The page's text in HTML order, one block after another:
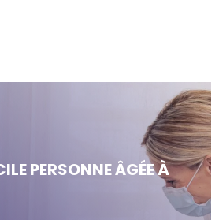
PERSONNE ÂGÉE À